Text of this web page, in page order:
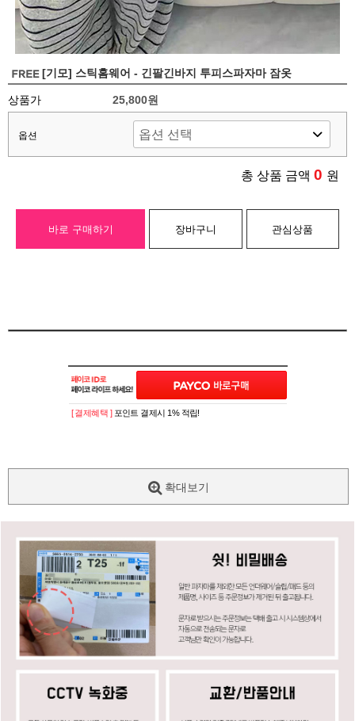
[기모] 스틱홈웨어 - 긴팔긴바지 투피스파자마 잠옷
상품가 25,800원
옵션
총 상품 금액 0 원
바로 구매하기 장바구니 관심상품
[ 결제혜택 ] 포인트 결제시 1% 적립!
확대보기